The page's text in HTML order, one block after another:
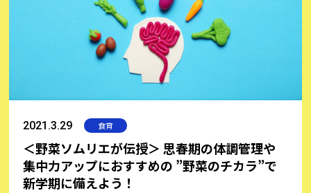
2021.3.29 食育
＜野菜ソムリエが伝授＞ 思春期の体調管理や
集中力アップにおすすめの ”野菜のチカラ”で
新学期に備えよう！